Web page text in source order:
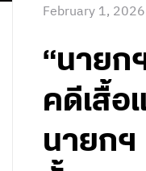
February 1,
“นายก
คดีเสื้อ
นายกฯ